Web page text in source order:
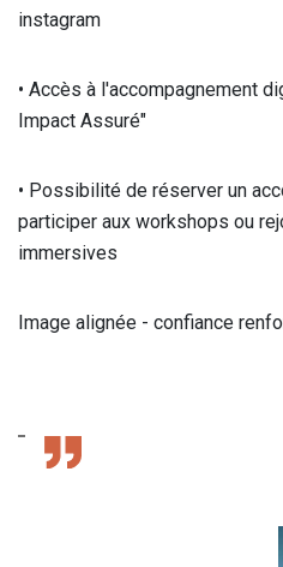
instagram
• Accès à l'accompagnement
Impact Assuré"
• Possibilité de réserver un
participer aux workshops ou
immersives
Image alignée - confiance